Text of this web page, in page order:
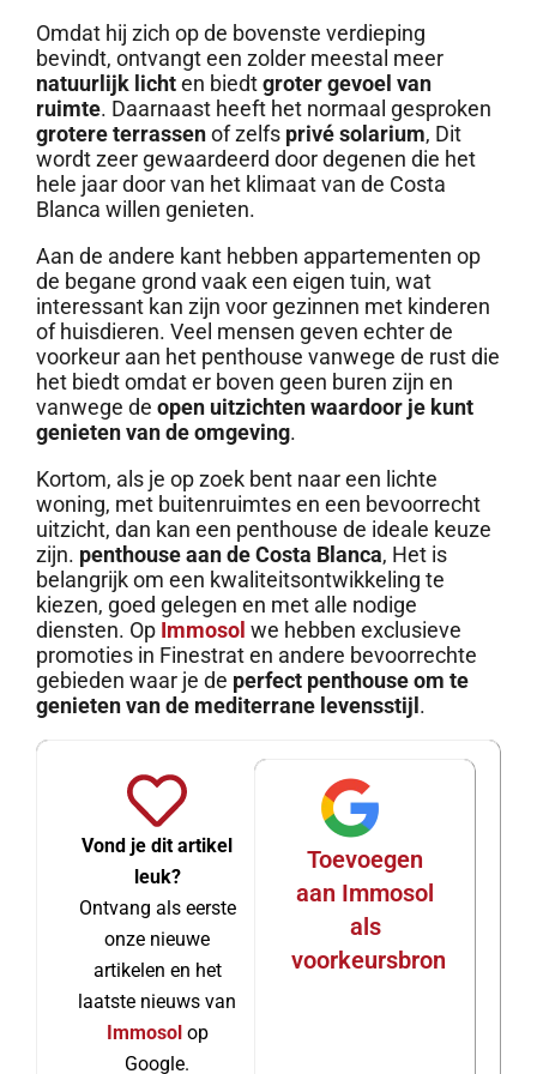
Omdat hij zich op de bovenste verdieping
bevindt, ontvangt een zolder meestal meer
natuurlijk lichten biedtgroter gevoel van
ruimte. Daarnaast heeft het normaal gesproken
grotere terrassenof zelfs privé solarium, Dit
wordt zeer gewaardeerd door degenen die het
hele jaar door van het klimaat van de Costa
Blanca willen genieten.
Aan de andere kant hebben appartementen op
de begane grond vaak een eigen tuin, wat
interessant kan zijn voor gezinnen met kinderen
of huisdieren. Veel mensen geven echter de
voorkeur aan het penthouse vanwege de rust die
het biedt omdat er boven geen buren zijn en
vanwege de open uitzichten waardoor je kunt
genieten van de omgeving.
Kortom, als je op zoek bent naar een lichte
woning, met buitenruimtes en een bevoorrecht
uitzicht, dan kan een penthouse de ideale keuze
zijn. penthouse aan de Costa Blanca, Het is
belangrijk om een kwaliteitsontwikkeling te
kiezen, goed gelegen en met alle nodige
diensten. Op Immosol we hebben exclusieve
promoties in Finestrat en andere bevoorrechte
gebieden waar je de perfect penthouse om te
genieten van de mediterrane levensstijl .
Vond je dit artikel
leuk?
Ontvang als eerste
onze nieuwe
artikelen en het
laatste nieuws van
Immosolop
Google.
Toevoegen
aan Immosol
als
voorkeursbron